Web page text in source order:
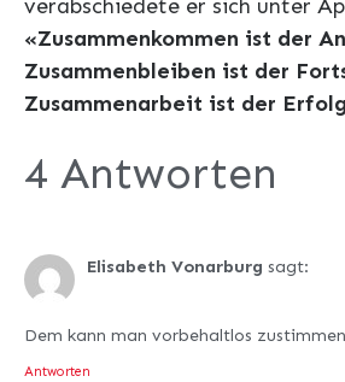
verabschiedete er sich unter
«Zusammenkommen ist der
Zusammenbleiben ist der
Zusammenarbeit ist der
4 Antworten
Elisabeth Vonarburg sagt:
Dem kann man vorbehaltlos
Antworten